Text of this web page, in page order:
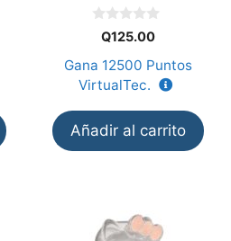
5
Q125.00
Gana 12500 Puntos
VirtualTec.
Añadir al carrito